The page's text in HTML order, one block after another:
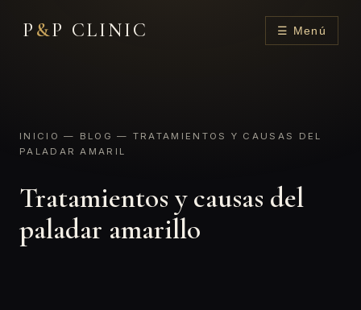
P &P CLINIC ☰ Menú
INICIO — BLOG — TRATAMIENTOS Y CAUSAS DEL
PALADAR AMARIL
Tratamientos y causas del
paladar amarillo